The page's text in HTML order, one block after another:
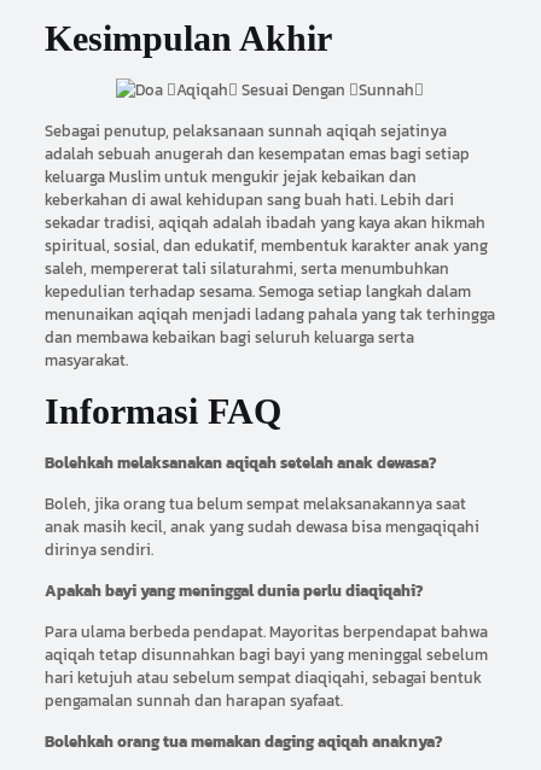
Kesimpulan Akhir
Sebagai penutup, pelaksanaan sunnah aqiqah sejatinya
adalah sebuah anugerah dan kesempatan emas bagi setiap
keluarga Muslim untuk mengukir jejak kebaikan dan
keberkahan di awal kehidupan sang buah hati. Lebih dari
sekadar tradisi, aqiqah adalah ibadah yang kaya akan hikmah
spiritual, sosial, dan edukatif, membentuk karakter anak yang
saleh, mempererat tali silaturahmi, serta menumbuhkan
kepedulian terhadap sesama. Semoga setiap langkah dalam
menunaikan aqiqah menjadi ladang pahala yang tak terhingga
dan membawa kebaikan bagi seluruh keluarga serta
masyarakat.
Informasi FAQ
Bolehkah melaksanakan aqiqah setelah anak dewasa?
Boleh, jika orang tua belum sempat melaksanakannya saat
anak masih kecil, anak yang sudah dewasa bisa mengaqiqahi
dirinya sendiri.
Apakah bayi yang meninggal dunia perlu diaqiqahi?
Para ulama berbeda pendapat. Mayoritas berpendapat bahwa
aqiqah tetap disunnahkan bagi bayi yang meninggal sebelum
hari ketujuh atau sebelum sempat diaqiqahi, sebagai bentuk
pengamalan sunnah dan harapan syafaat.
Bolehkah orang tua memakan daging aqiqah anaknya?